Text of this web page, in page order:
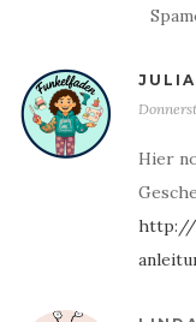
JULIA
Hier
http://